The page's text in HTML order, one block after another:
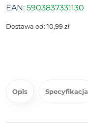
EAN: 5903837331130
Dostawa od: 10,99 zł
Opis Specyfikacja